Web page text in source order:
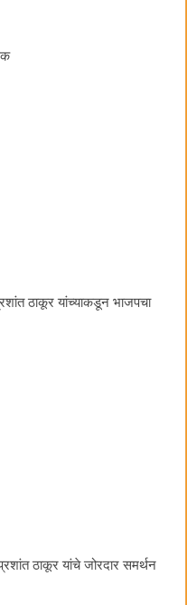
ठाकूर यांच्याकडून भाजपचा
ठाकूर यांचे जोरदार समर्थन